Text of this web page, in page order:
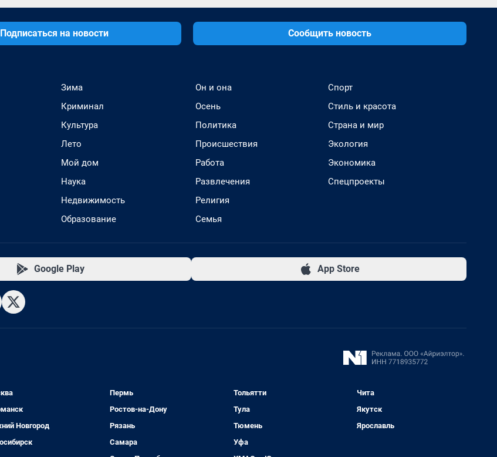
Подписаться на новости Сообщить новость
Зима
Криминал
Культура
Лето
Мой дом
Наука
Недвижимость
Образование
Он и она
Осень
Политика
Происшествия
Работа
Развлечения
Религия
Семья
Спорт
Стиль и красота
Страна и мир
Экология
Экономика
Спецпроекты
Google Play App Store
Новгород
Пермь
Ростов-на-Дону
Рязань
Самара
Тольятти
Тула
Тюмень
Уфа
Чита
Якутск
Ярославль